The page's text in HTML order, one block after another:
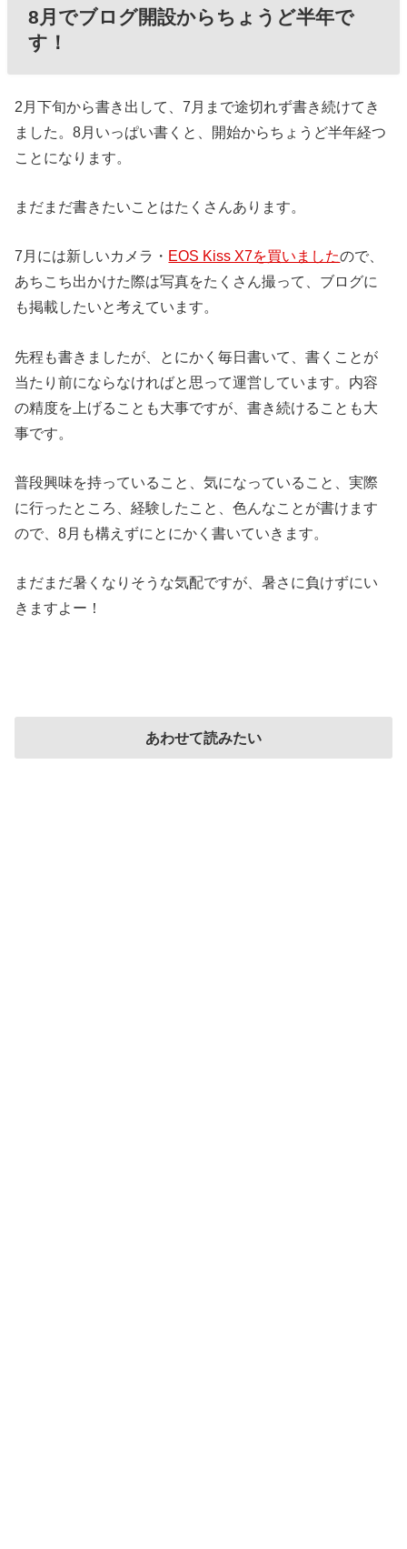
8月でブログ開設からちょうど半年で
す！
2月下旬から書き出して、7月まで途切れず書き続けてき
ました。8月いっぱい書くと、開始からちょうど半年経つ
ことになります。
まだまだ書きたいことはたくさんあります。
7月には新しいカメラ・ EOS Kiss X7を買いましたので、
あちこち出かけた際は写真をたくさん撮って、ブログに
も掲載したいと考えています。
先程も書きましたが、とにかく毎日書いて、書くことが
当たり前にならなければと思って運営しています。内容
の精度を上げることも大事ですが、書き続けることも大
事です。
普段興味を持っていること、気になっていること、実際
に行ったところ、経験したこと、色んなことが書けます
ので、8月も構えずにとにかく書いていきます。
まだまだ暑くなりそうな気配ですが、暑さに負けずにい
きますよー！
あわせて読みたい